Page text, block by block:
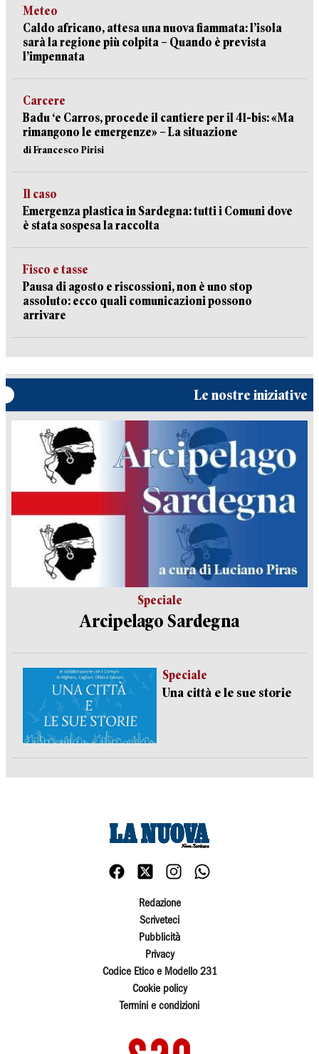
Meteo
Caldo africano, attesa una nuova fiammata: l’isola
sarà la regione più colpita – Quando è prevista
l’impennata
Carcere
Badu ‘e Carros, procede il cantiere per il 41-bis: «Ma
rimangono le emergenze» – La situazione
di Francesco Pirisi
Il caso
Emergenza plastica in Sardegna: tutti i Comuni dove
è stata sospesa la raccolta
Fisco e tasse
Pausa di agosto e riscossioni, non è uno stop
assoluto: ecco quali comunicazioni possono
arrivare
Le nostre iniziative
Speciale
Arcipelago Sardegna
Speciale
Una città e le sue storie
Redazione
Scriveteci
Pubblicità
Privacy
Codice Etico e Modello 231
Cookie policy
Termini e condizioni